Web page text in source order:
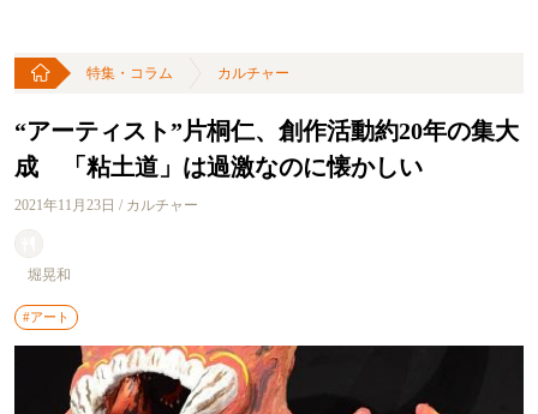
特集・コラム カルチャー
“アーティスト”片桐仁、創作活動約20年の集大
成 「粘土道」は過激なのに懐かしい
2021年11月23日 / カルチャー
堀晃和
#アート